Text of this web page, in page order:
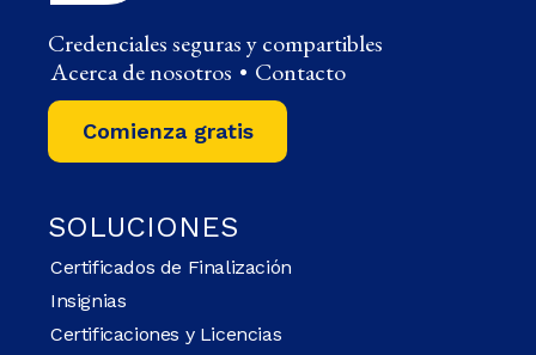
Credenciales seguras y compartibles
Acerca de nosotros • Contacto
Comienza gratis
SOLUCIONES
Certificados de Finalización
Insignias
Certificaciones y Licencias